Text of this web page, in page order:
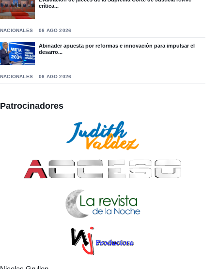
crítica...
NACIONALES 06 AGO 2026
Abinader apuesta por reformas e innovación para impulsar el
desarro...
NACIONALES 06 AGO 2026
Patrocinadores